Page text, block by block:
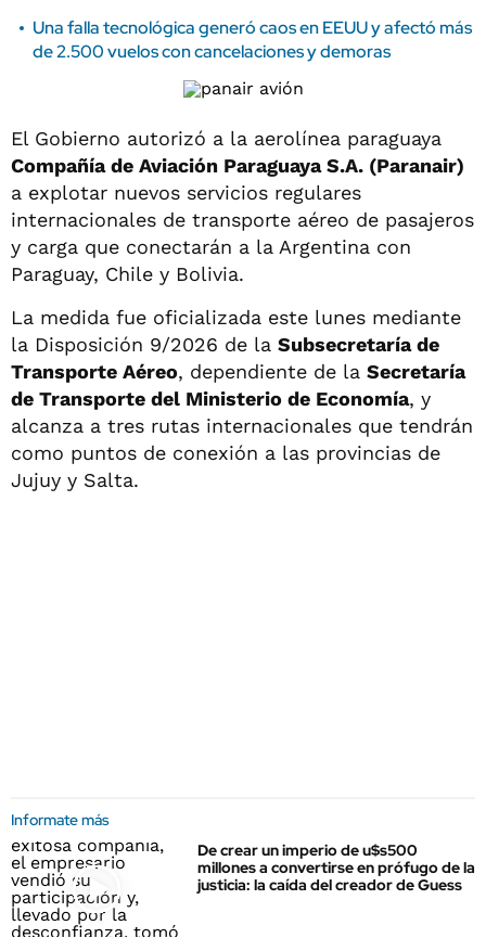
Una falla tecnológica generó caos en EEUU y afectó más
de 2.500 vuelos con cancelaciones y demoras
El Gobierno autorizó a la aerolínea paraguaya
Compañía de Aviación Paraguaya S.A. (Paranair)
a explotar nuevos servicios regulares
internacionales de transporte aéreo de pasajeros
y carga que conectarán a la Argentina con
Paraguay, Chile y Bolivia.
La medida fue oficializada este lunes mediante
la Disposición 9/2026 de la Subsecretaría de
Transporte Aéreo, dependiente de la Secretaría
de Transporte del Ministerio de Economía, y
alcanza a tres rutas internacionales que tendrán
como puntos de conexión a las provincias de
Jujuy y Salta.
Informate más
De crear un imperio de u$s500
millones a convertirse en prófugo de la
justicia: la caída del creador de Guess